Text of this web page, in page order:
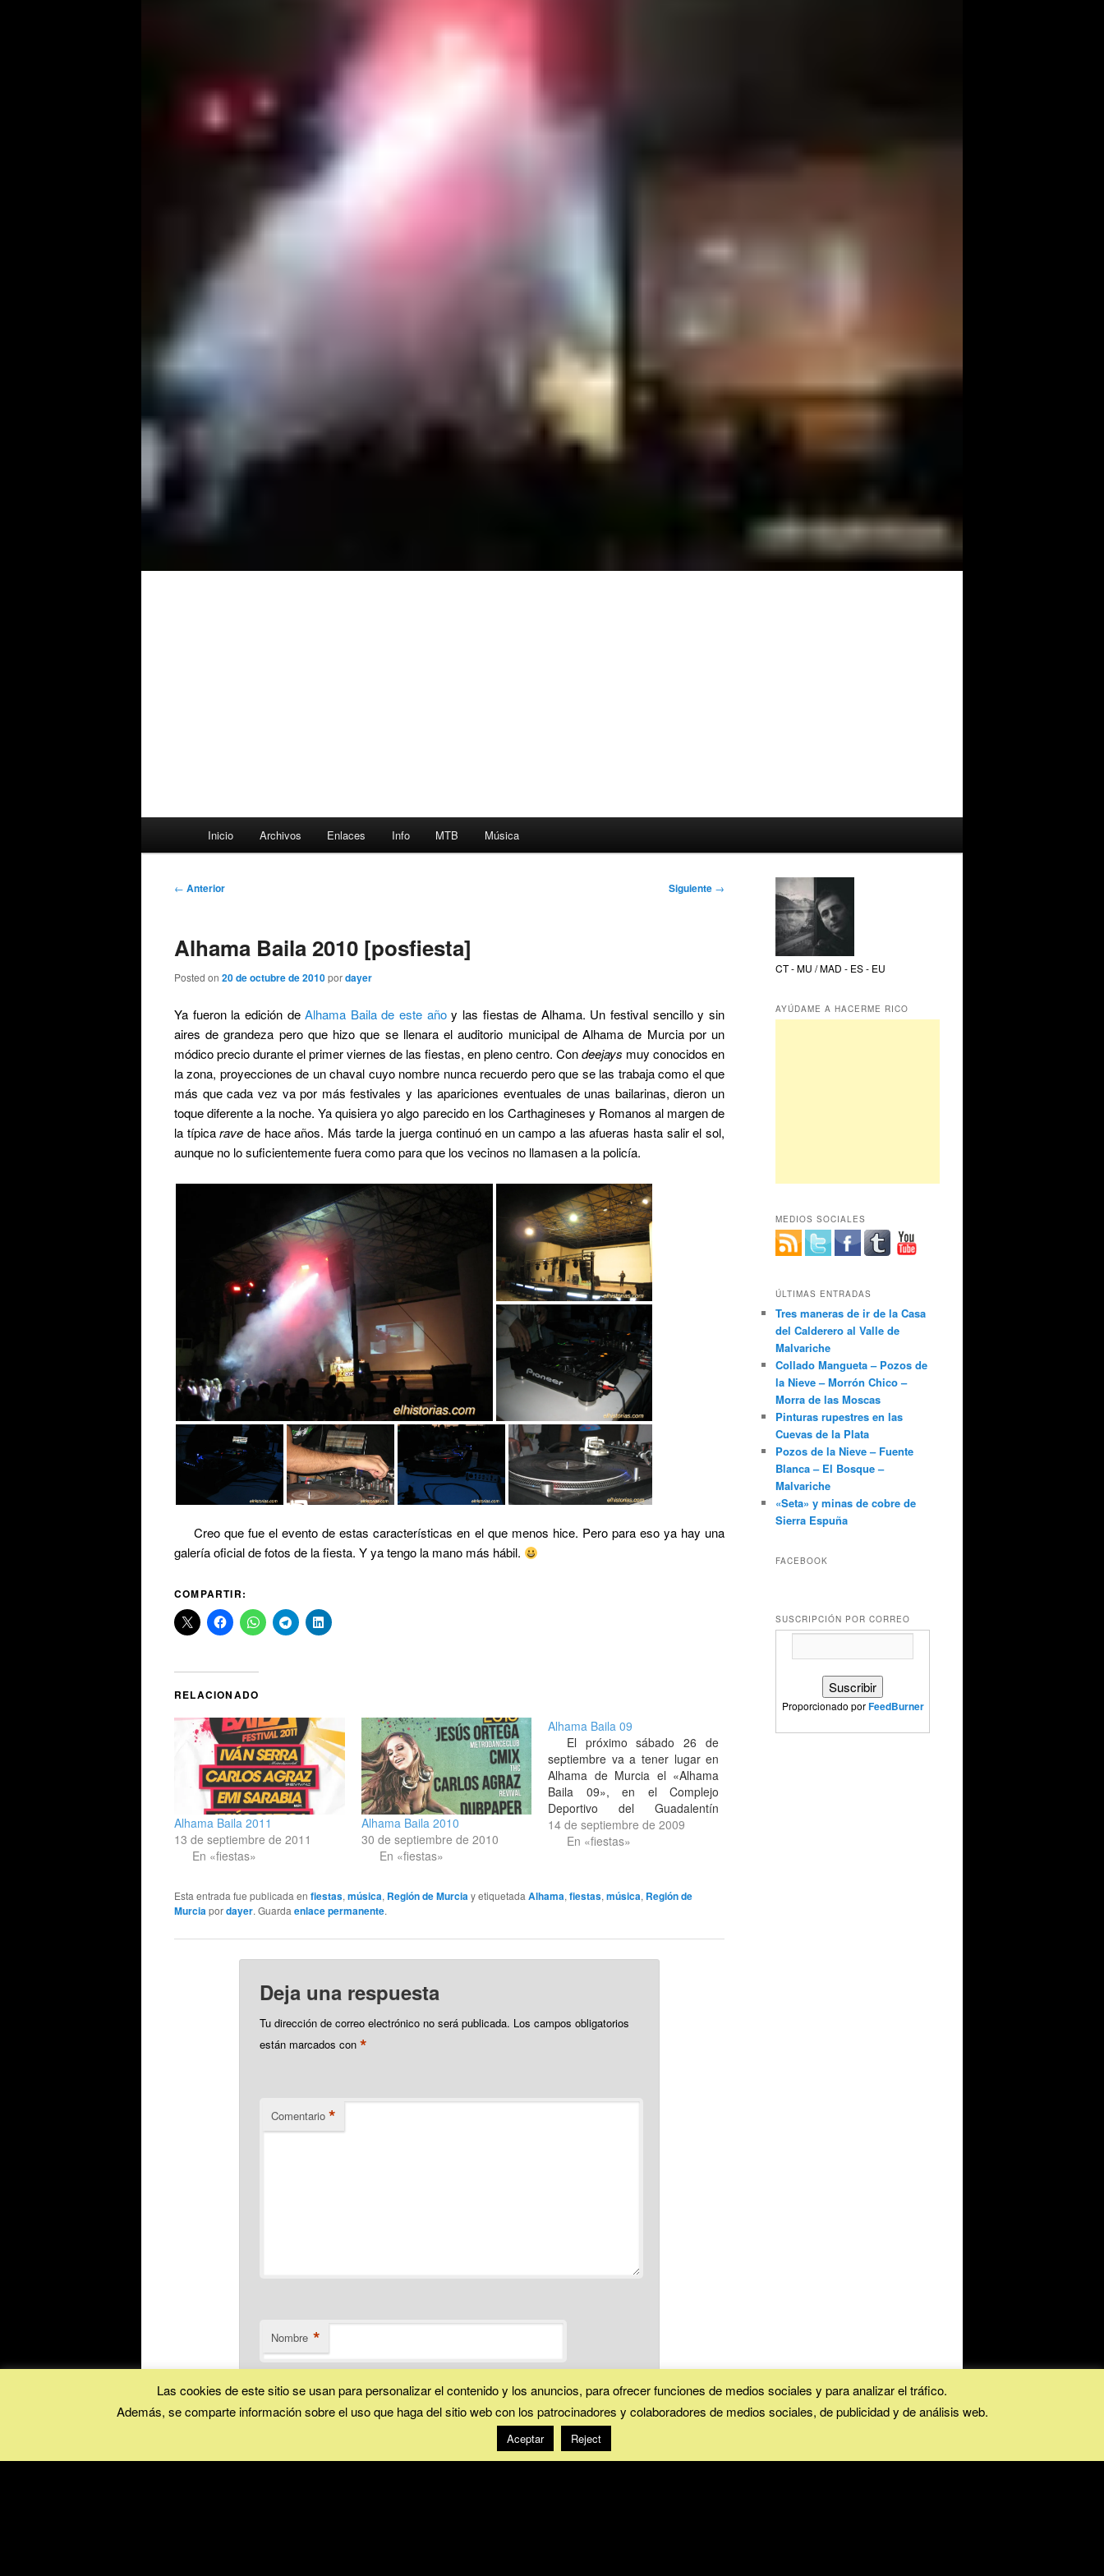
Inicio Archivos Enlaces Info MTB Música
Navegación
← Anterior Siguiente →
Alhama Baila 2010 [posfiesta]
Posted on 20 de octubre de 2010pordayer
Ya fueron la edición deAlhama Baila de este añoy las fiestas de Alhama. Un festival sencillo y sin
aires de grandeza pero que hizo que se llenara el auditorio municipal de Alhama de Murcia por un
módico precio durante el primer viernes de las fiestas, en pleno centro. Condeejays muy conocidos en
la zona, proyecciones de un chaval cuyo nombre nunca recuerdo pero que se las trabaja como el que
más que cada vez va por más festivales y las apariciones eventuales de unas bailarinas, dieron un
toque diferente a la noche. Ya quisiera yo algo parecido en los Carthagineses y Romanos al margen de
la típicarave de hace años. Más tarde la juerga continuó en un campo a las afueras hasta salir el sol,
aunque no lo suficientemente fuera como para que los vecinos no llamasen a la policía.
Creo que fue el evento de estas características en el que menos hice. Pero para eso ya hay una
galería oficial de fotos de la fiesta. Y ya tengo la mano más hábil.
COMPARTIR:
RELACIONADO
Alhama Baila 2011
13 de septiembre de 2011
En «fiestas»
Alhama Baila 2010
30 de septiembre de 2010
En «fiestas»
Alhama Baila 09
El próximo sábado 26 de
septiembre va a tener lugar en
Alhama de Murcia el «Alhama
Baila 09», en el Complejo
Deportivo del Guadalentín
[ubicación a ojo aquí a la
derecha]. Una noche dedicada a
ambientes y dos escenarios,…
14 de septiembre de 2009
En «fiestas»
Esta entrada fue publicada en fiestas, música, Región de Murciay etiquetada Alhama, fiestas, música, Región de
Murciapordayer. Guarda enlace permanente.
Deja una respuesta
Tu dirección de correo electrónico no será publicada. Los campos obligatorios
están marcados con*
Comentario *
Nombre *
Correo electrónico *
CT - MU / MAD - ES - EU
AYÚDAME A HACERME RICO
MEDIOS SOCIALES
ÚLTIMAS ENTRADAS
Tres maneras de ir de la Casa
del Calderero al Valle de
Malvariche
Collado Mangueta – Pozos de
la Nieve – Morrón Chico –
Morra de las Moscas
Pinturas rupestres en las
Cuevas de la Plata
Pozos de la Nieve – Fuente
Blanca – El Bosque –
Malvariche
«Seta» y minas de cobre de
Sierra Espuña
FACEBOOK
SUSCRIPCIÓN POR CORREO
Proporcionado porFeedBurner
Las cookies de este sitio se usan para personalizar el contenido y los anuncios, para ofrecer funciones de medios sociales y para analizar el tráfico.
Además, se comparte información sobre el uso que haga del sitio web con los patrocinadores y colaboradores de medios sociales, de publicidad y de análisis web.
Aceptar Reject